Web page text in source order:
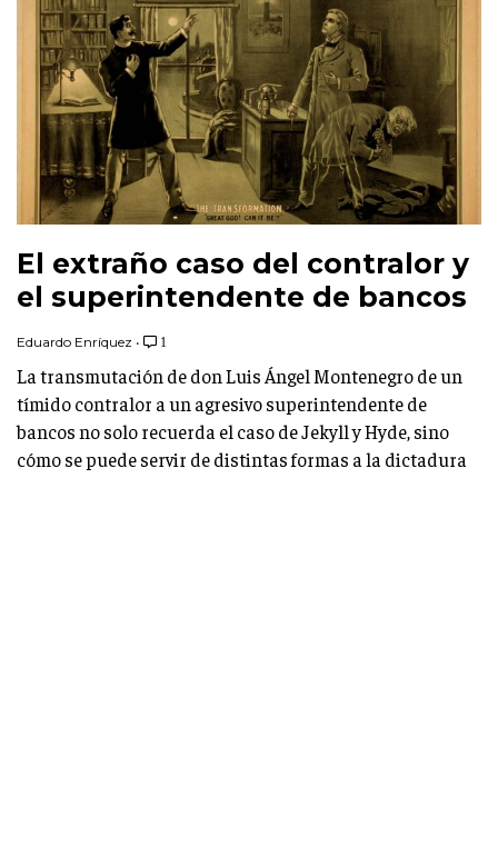
El extraño caso del contralor y
el superintendente de bancos
Eduardo Enríquez • 1
La transmutación de don Luis Ángel Montenegro de un
tímido contralor a un agresivo superintendente de
bancos no solo recuerda el caso de Jekyll y Hyde, sino
cómo se puede servir de distintas formas a la dictadura